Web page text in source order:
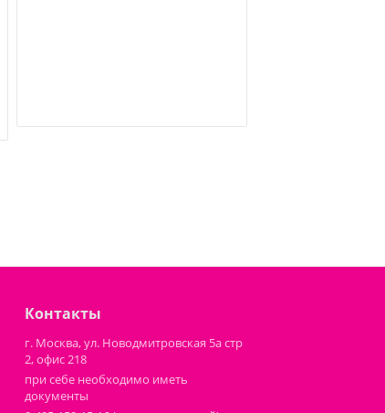
Контакты
г. Москва, ул. Новодмитровская 5а стр
2, офис 218
при себе необходимо иметь
документы